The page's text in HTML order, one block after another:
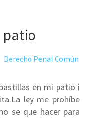
patio
Derecho Penal Común
en mi patio i
ley me prohíbe
se que hacer para